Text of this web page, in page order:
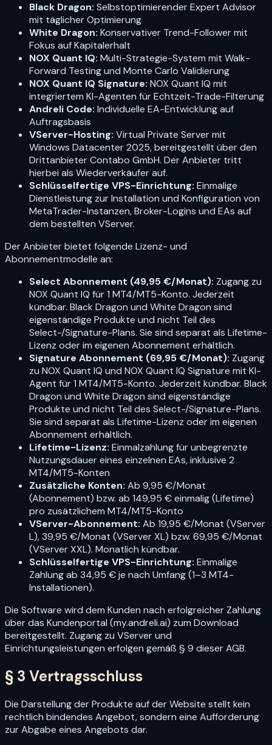
Black Dragon: Selbstoptimierender Expert Advisor
mit täglicher Optimierung
White Dragon: Konservativer Trend-Follower mit
Fokus auf Kapitalerhalt
NOX Quant IQ: Multi-Strategie-System mit Walk-
Forward Testing und Monte Carlo Validierung
NOX Quant IQ Signature: NOX Quant IQ mit
integriertem KI-Agenten für Echtzeit-Trade-Filterung
Andreli Code: Individuelle EA-Entwicklung auf
Auftragsbasis
VServer-Hosting: Virtual Private Server mit
Windows Datacenter 2025, bereitgestellt über den
Drittanbieter Contabo GmbH. Der Anbieter tritt
hierbei als Wiederverkäufer auf.
Schlüsselfertige VPS-Einrichtung: Einmalige
Dienstleistung zur Installation und Konfiguration von
MetaTrader-Instanzen, Broker-Logins und EAs auf
dem bestellten VServer.
Der Anbieter bietet folgende Lizenz- und
Abonnementmodelle an:
Select Abonnement (49,95 €/Monat): Zugang zu
NOX Quant IQ für 1 MT4/MT5-Konto. Jederzeit
kündbar. Black Dragon und White Dragon sind
eigenständige Produkte und nicht Teil des
Select-/Signature-Plans. Sie sind separat als Lifetime-
Lizenz oder im eigenen Abonnement erhältlich.
Signature Abonnement (69,95 €/Monat): Zugang
zu NOX Quant IQ und NOX Quant IQ Signature mit KI-
Agent für 1 MT4/MT5-Konto. Jederzeit kündbar. Black
Dragon und White Dragon sind eigenständige
Produkte und nicht Teil des Select-/Signature-Plans.
Sie sind separat als Lifetime-Lizenz oder im eigenen
Abonnement erhältlich.
Lifetime-Lizenz: Einmalzahlung für unbegrenzte
Nutzungsdauer eines einzelnen EAs, inklusive 2
MT4/MT5-Konten
Zusätzliche Konten: Ab 9,95 €/Monat
(Abonnement) bzw. ab 149,95 € einmalig (Lifetime)
pro zusätzlichem MT4/MT5-Konto
VServer-Abonnement: Ab 19,95 €/Monat (VServer
L), 39,95 €/Monat (VServer XL) bzw. 69,95 €/Monat
(VServer XXL). Monatlich kündbar.
Schlüsselfertige VPS-Einrichtung: Einmalige
Zahlung ab 34,95 € je nach Umfang (1–3 MT4-
Installationen).
Die Software wird dem Kunden nach erfolgreicher Zahlung
über das Kundenportal (my.andreli.ai) zum Download
bereitgestellt. Zugang zu VServer und
Einrichtungsleistungen erfolgen gemäß § 9 dieser AGB.
§ 3 Vertragsschluss
Die Darstellung der Produkte auf der Website stellt kein
rechtlich bindendes Angebot, sondern eine Aufforderung
zur Abgabe eines Angebots dar.